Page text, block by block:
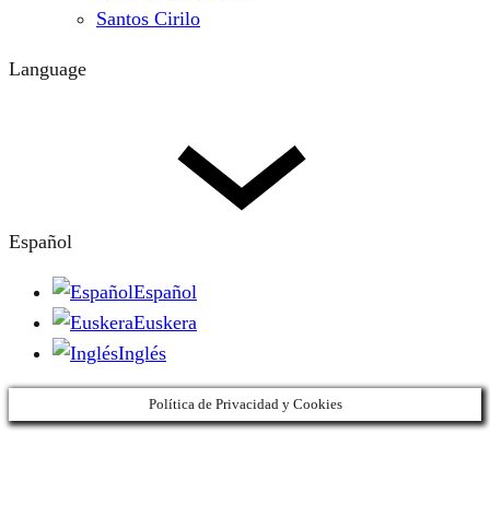
Santos Cirilo
Language
Español
Español
Euskera
Inglés
Política de Privacidad y Cookies